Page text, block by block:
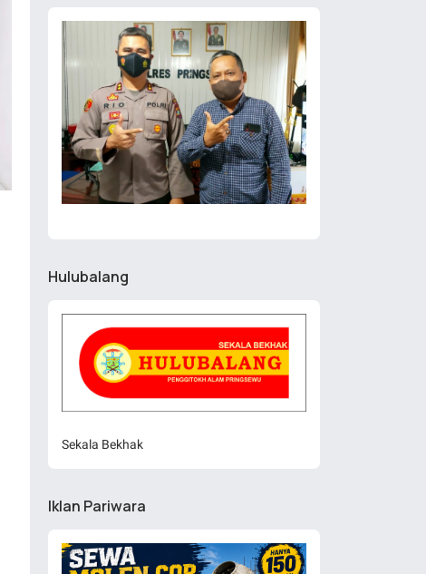
Hulubalang
Sekala Bekhak
Iklan Pariwara